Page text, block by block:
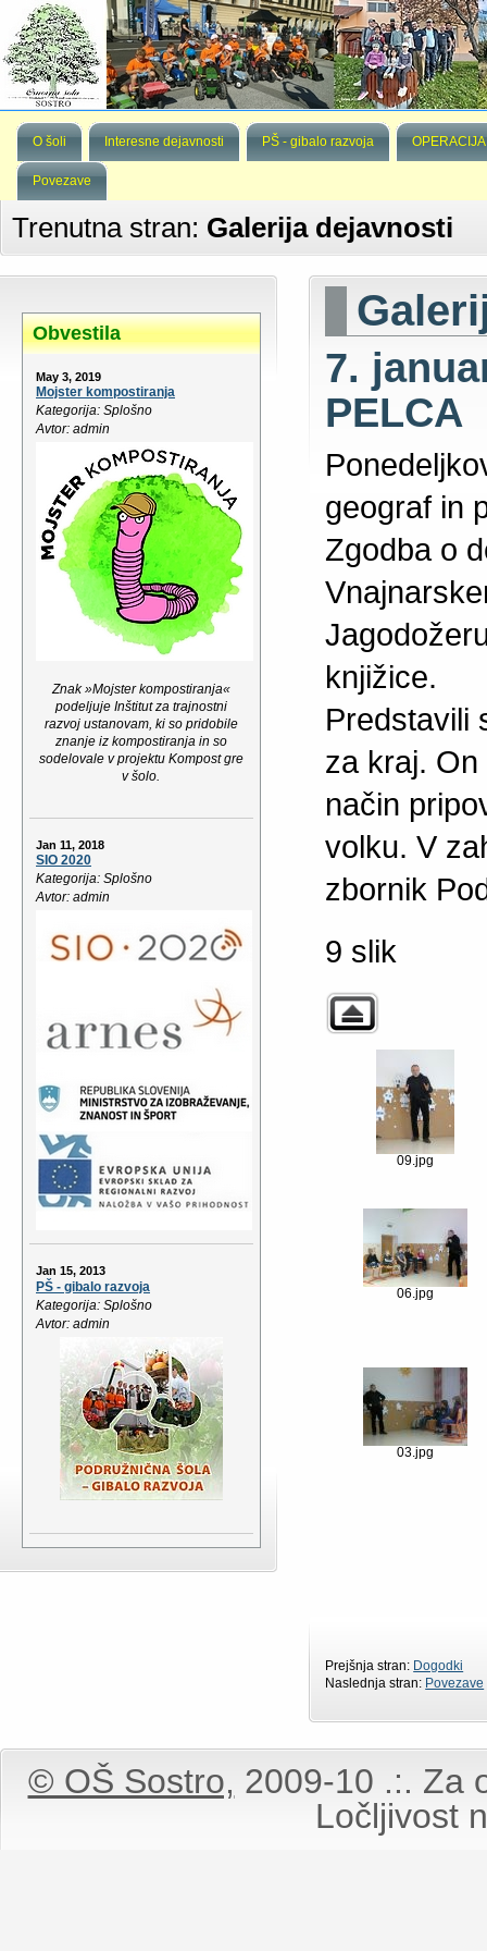
O šoli Interesne dejavnosti PŠ - gibalo razvoja
Povezave
Trenutna stran: Galerija dejavnosti
Obvestila
May 3, 2019
Mojster kompostiranja
Kategorija: Splošno
Avtor: admin
Znak »Mojster kompostiranja«
podeljuje Inštitut za trajnostni
razvoj ustanovam, ki so pridobile
znanje iz kompostiranja in so
sodelovale v projektu Kompost gre
v šolo.
Jan 11, 2018
SIO 2020
Kategorija: Splošno
Avtor: admin
Jan 15, 2013
PŠ - gibalo razvoja
Kategorija: Splošno
Avtor: admin
7.
PELCA
geograf in
Zgodba o
knjižice.
Predstavili
za kraj.
način
volku. V
zbornik
9 slik
09.jpg
06.jpg
03.jpg
Prejšnja stran: Dogodki
Naslednja stran: Povezave
© OŠ Sostro, 2009-10 .:. Za
Ločljivost